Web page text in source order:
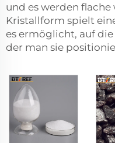
und es werden flache
Kristallform spielt
es ermöglicht, auf
der man sie